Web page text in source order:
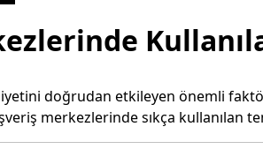
doğrudan etkileyen önemli
merkezlerinde sıkça kullanılan